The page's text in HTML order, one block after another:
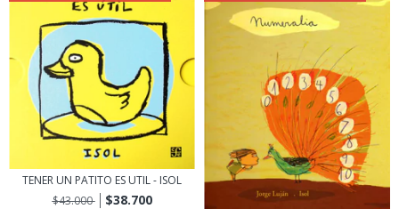
TENER UN PATITO ES UTIL - ISOL
$43.000
$38.700